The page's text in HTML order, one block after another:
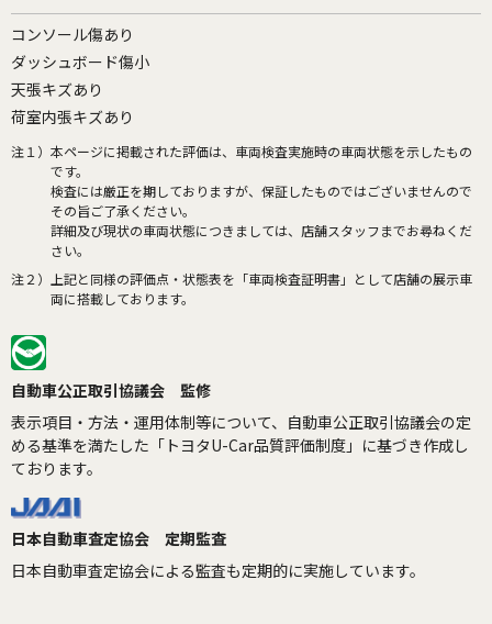
コンソール傷あり
ダッシュボード傷小
天張キズあり
荷室内張キズあり
注１） 本ページに掲載された評価は、車両検査実施時の車両状態を示したもの
です。
検査には厳正を期しておりますが、保証したものではございませんので
その旨ご了承ください。
詳細及び現状の車両状態につきましては、店舗スタッフまでお尋ねくだ
さい。
注２）
上記と同様の評価点・状態表を「車両検査証明書」として店舗の展示車
両に搭載しております。
自動車公正取引協議会 監修
表示項目・方法・運用体制等について、自動車公正取引協議会の定
める基準を満たした「トヨタU-Car品質評価制度」に基づき作成し
ております。
日本自動車査定協会 定期監査
日本自動車査定協会による監査も定期的に実施しています。